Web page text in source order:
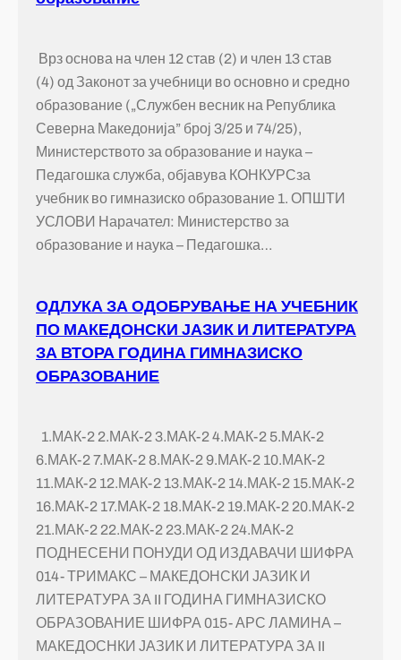
Врз основа на член 12 став (2) и член 13 став
(4) од Законот за учебници во основно и средно
образование („Службен весник на Република
Северна Македонија” број 3/25 и 74/25),
Министерството за образование и наука –
Педагошка служба, објавува КОНКУРСза
учебник во гимназиско образование 1. ОПШТИ
УСЛОВИ Нарачател: Министерство за
образование и наука – Педагошка…
ОДЛУКА ЗА ОДОБРУВАЊЕ НА УЧЕБНИК
ПО МАКЕДОНСКИ ЈАЗИК И ЛИТЕРАТУРА
ЗА ВТОРА ГОДИНА ГИМНАЗИСКО
ОБРАЗОВАНИЕ
1.МАК-2 2.МАК-2 3.МАК-2 4.МАК-2 5.МАК-2
6.МАК-2 7.МАК-2 8.МАК-2 9.МАК-2 10.МАК-2
11.МАК-2 12.МАК-2 13.МАК-2 14.МАК-2 15.МАК-2
16.МАК-2 17.МАК-2 18.МАК-2 19.МАК-2 20.МАК-2
21.МАК-2 22.МАК-2 23.МАК-2 24.МАК-2
ПОДНЕСЕНИ ПОНУДИ ОД ИЗДАВАЧИ ШИФРА
014- ТРИМАКС – МАКЕДОНСКИ ЈАЗИК И
ЛИТЕРАТУРА ЗА II ГОДИНА ГИМНАЗИСКО
ОБРАЗОВАНИЕ ШИФРА 015- АРС ЛАМИНА –
МАКЕДОСНКИ ЈАЗИК И ЛИТЕРАТУРА ЗА II